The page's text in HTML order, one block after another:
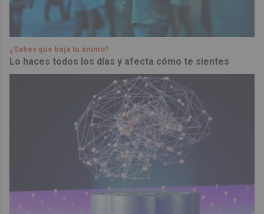
¿Sabes qué baja tu ánimo?
Lo haces todos los días y afecta cómo te sientes